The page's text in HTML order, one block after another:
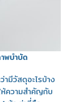
พบำบัด
ามีวัสดุอะไรบ้าง
ความสำคัญกับ